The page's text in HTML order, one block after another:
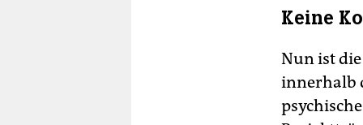
Keine
Nun ist
innerhalb